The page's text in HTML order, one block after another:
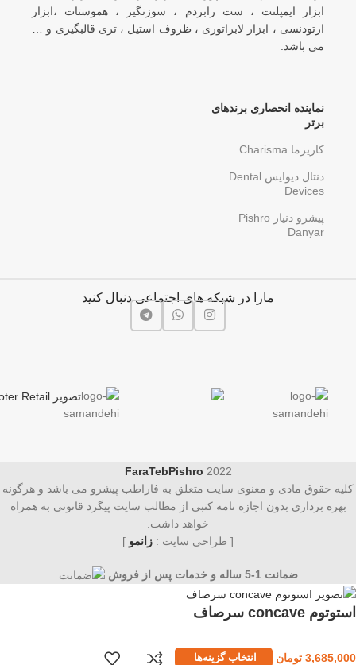
ابزار ایمپلنت ، ست رابردم ، سوزنگیر ، هموستات ،ابزار
ارتودنسی ، ابزار لابراتوری ، ظروف استیل ، تری قالبگیری و …
می باشد.
نماینده انحصاری برندهای
برتر
کاریزما Charisma
دنتال دیوایس Dental
Devices
پیشرو دنیار Pishro
Danyar
مارا در شبکه های اجتماعی دنبال کنید
FaraTebPishro 2022
کلیه حقوق مادی و معنوی سایت متعلق به فاراطب پیشرو می باشد و هرگونه
بهره برداری بدون اجازه نامه کتبی از مطالب سایت پیگرد قانونی به همراه
خواهد داشت.
[ طراحی سایت : زانمو ]
ضمانت 1-5 ساله و خدمات پس از فروش
استوتوم concave سرصاف
3,685,000 تومان انتخاب گزینه‌ها